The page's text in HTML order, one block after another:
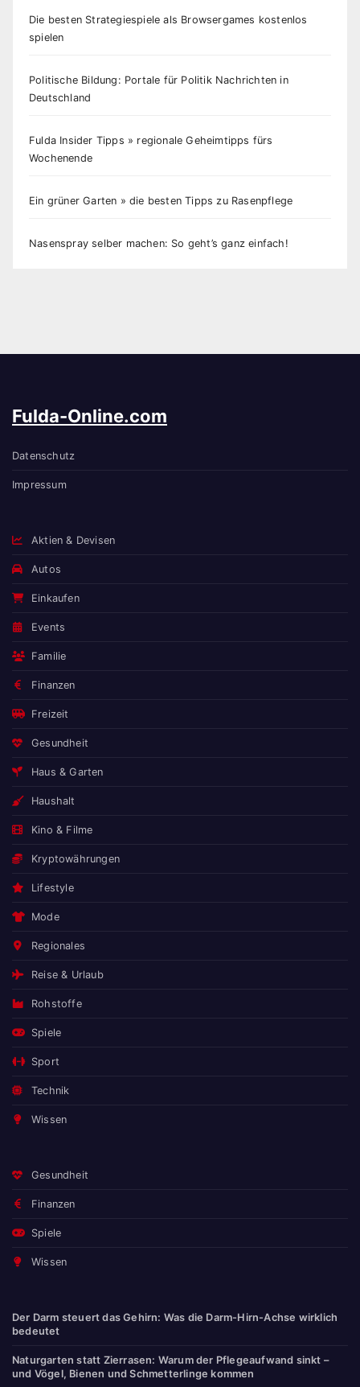
Die besten Strategiespiele als Browsergames kostenlos
spielen
Politische Bildung: Portale für Politik Nachrichten in
Deutschland
Fulda Insider Tipps » regionale Geheimtipps fürs
Wochenende
Ein grüner Garten » die besten Tipps zu Rasenpflege
Nasenspray selber machen: So geht’s ganz einfach!
Fulda-Online.com
Datenschutz
Impressum
Aktien & Devisen
Autos
Einkaufen
Events
Familie
Finanzen
Freizeit
Gesundheit
Haus & Garten
Haushalt
Kino & Filme
Kryptowährungen
Lifestyle
Mode
Regionales
Reise & Urlaub
Rohstoffe
Spiele
Sport
Technik
Wissen
Gesundheit
Finanzen
Spiele
Wissen
Der Darm steuert das Gehirn: Was die Darm-Hirn-Achse wirklich
bedeutet
Naturgarten statt Zierrasen: Warum der Pflegeaufwand sinkt –
und Vögel, Bienen und Schmetterlinge kommen